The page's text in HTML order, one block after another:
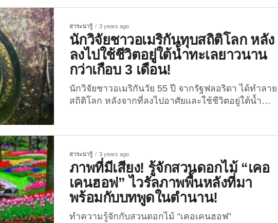
ลักษณะคล้ายกับ “นกฮูก” กันมาบ้างแล้ว โดยพืชชนิดนี้
มีชื่อเรียกว่า “พิศวงไทยทอง” หรือ “พิศวงตานกฮูก” เป็น
พรรณไม้ที่มีขนาดเล็กที่สุด และสามารถพบได้เพียงปีละ
1 ครั้ง เฉพาะที่ดอยหัวหมด...
สาระน่ารู้ 3 years ago
นักวิจัยชาวอเมริกันทุบสถิติโลก หลัง
ลงไปใช้ชีวิตอยู่ใต้น้ำทะเลยาวนาน
กว่าเกือบ 3 เดือน!
นักวิจัยชาวอเมริกันวัย 55 ปี จากรัฐฟลอริดา ได้ทำลาย
สถิติโลก หลังจากที่ลงไปอาศัยและใช้ชีวิตอยู่ใต้น้ำ
พฤษภาคม 2023 ) ทางเว็บไซต์สำนักข่าวต่างประเทศ
ได้รายงานเรื่องราวการทุบสถิติของ “Joe Dituri” หรือ
ชื่อเรียกในวงการว่า “Dr. Deep...
สาระน่ารู้ 3 years ago
ภาพที่มีเสียง! รู้จักสวนดอกไม้ “เคอ
เคนฮอฟ” ไวรัลภาพพื้นหลังที่มา
พร้อมกับบทพูดในตำนาน!
ทำความรู้จักกับสวนดอกไม้ “เคอเคนฮอฟ”